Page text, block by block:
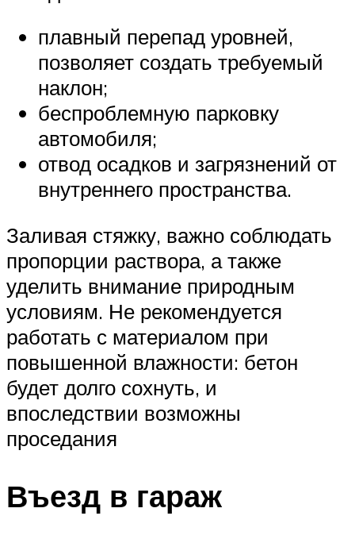
плавный перепад уровней,
позволяет создать требуемый
наклон;
беспроблемную парковку
автомобиля;
отвод осадков и загрязнений от
внутреннего пространства.
Заливая стяжку, важно соблюдать
пропорции раствора, а также
уделить внимание природным
условиям. Не рекомендуется
работать с материалом при
повышенной влажности: бетон
будет долго сохнуть, и
впоследствии возможны
проседания
Въезд в гараж